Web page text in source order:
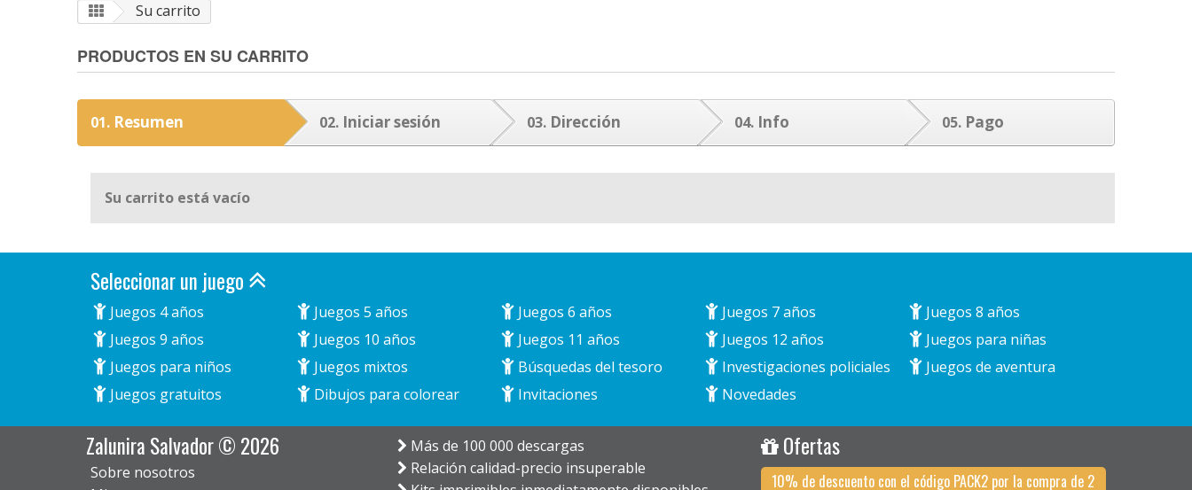
Su carrito
PRODUCTOS EN SU CARRITO
01. Resumen 02. Iniciar sesión 03. Dirección 04. Info 05. Pago
Su carrito está vacío
Seleccionar un juego
Juegos 4 años Juegos 5 años Juegos 6 años Juegos 7 años
Juegos 8 años
Juegos 9 años
Juegos 10 años Juegos 11 años Juegos 12 años
Juegos para niñas
Juegos para niños
Juegos mixtos Búsquedas del tesoro Investigaciones policiales
Juegos de aventura
Juegos gratuitos
Dibujos para colorear Invitaciones Novedades
Zalunira Salvador © 2026
Sobre nosotros
Más de 100 000 descargas
Relación calidad-precio insuperable
Ofertas
10% de descuento con el código PACK2 por la compra de 2